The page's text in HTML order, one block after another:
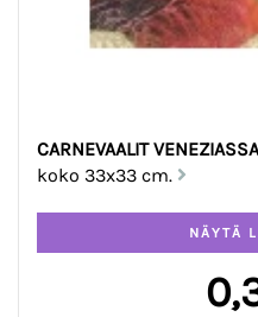
CARNEVAALIT
koko 33x33 cm.